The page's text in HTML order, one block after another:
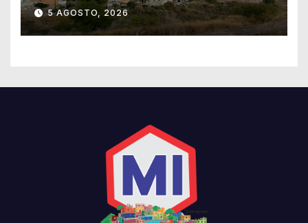
Teresa
5 AGOSTO, 2026